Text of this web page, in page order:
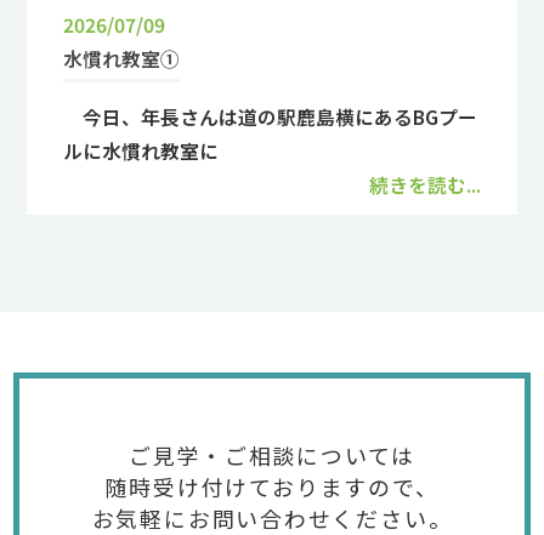
2026/07/09
水慣れ教室①
今日、年長さんは道の駅鹿島横にあるBGプー
ルに水慣れ教室に
続きを読む...
ご見学・ご相談については
随時受け付けておりますので、
お気軽にお問い合わせください。